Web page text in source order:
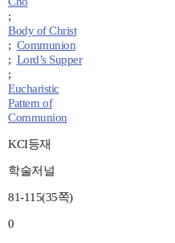
;
Body of Christ
; Communion
; Lord’s Supper
;
Eucharistic
Pattern of
Communion
KCI등재
학술저널
81-115(35쪽)
0